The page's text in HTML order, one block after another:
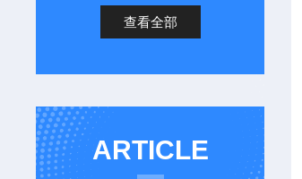
查看全部
ARTICLE